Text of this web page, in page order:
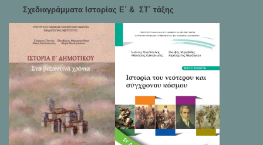
Σχεδιαγράμματα Ιστορίας Ε΄ & ΣΤ΄ τάξης